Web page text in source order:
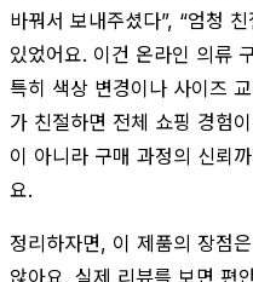
바꿔서 보내주셨다”, “엄청
있었어요. 이건 온라인 의류
특히 색상 변경이나 사이즈
가 친절하면 전체 쇼핑 경험
이 아니라 구매 과정의 신뢰
요.
정리하자면, 이 제품의 장점
않아요. 실제 리뷰를 보면 편